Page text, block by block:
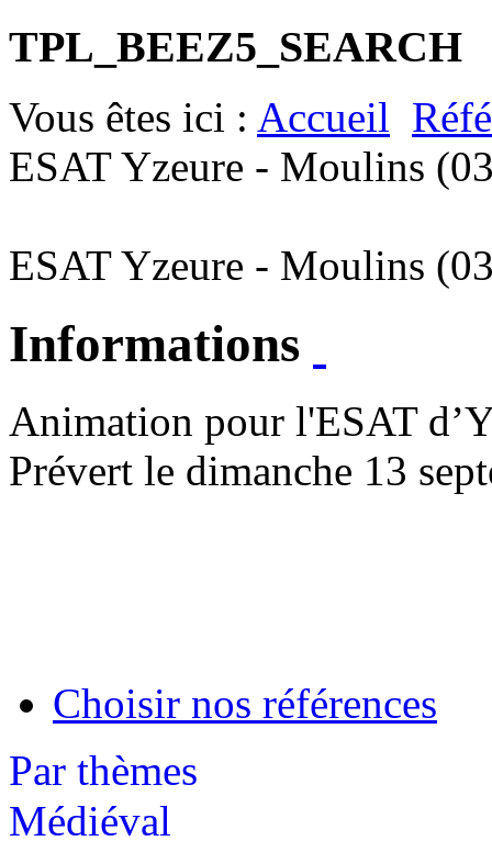
TPL_BEEZ5_SEARCH
Vous êtes ici : Accueil
ESAT Yzeure - Moulins
ESAT Yzeure - Moulins
Informations
Animation pour l'ESAT
Prévert le dimanche 13
Choisir nos références
Par thèmes
Médiéval